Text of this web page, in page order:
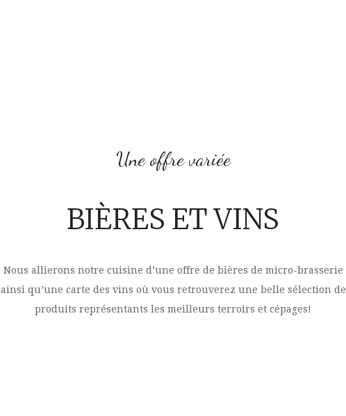
Une offre variée
BIÈRES ET VINS
Nous allierons notre cuisine d’une offre de bières de micro-brasserie
ainsi qu’une carte des vins où vous retrouverez une belle sélection de
produits représentants les meilleurs terroirs et cépages!